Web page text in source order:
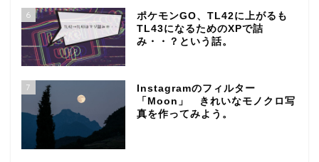
6
ポケモンGO、TL42に上がるも
TL43になるためのXPで詰
み・・？という話。
7
Instagramのフィルター
「Moon」 きれいなモノクロ写
真を作ってみよう。